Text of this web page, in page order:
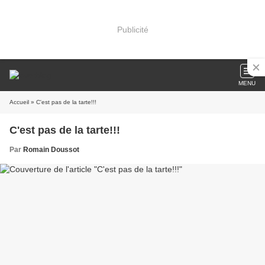
Publicité
MENU
Accueil » C'est pas de la tarte!!!
C'est pas de la tarte!!!
Par Romain Doussot